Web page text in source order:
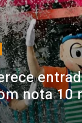
nota 10